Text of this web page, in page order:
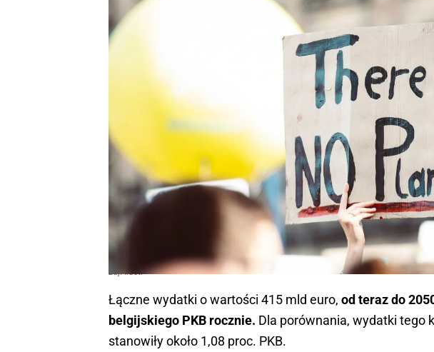
zdj. ilust.
Łączne wydatki o wartości 415 mld euro, od teraz do
belgijskiego PKB rocznie. Dla porównania, wydatki tego
stanowiły około 1,08 proc. PKB.